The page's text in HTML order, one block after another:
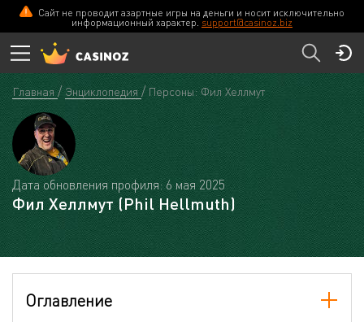
Сайт не проводит азартные игры на деньги и носит исключительно
информационный характер. support@casinoz.biz
Главная Энциклопедия Персоны: Фил Хеллмут
Дата обновления профиля: 6 мая 2025
Фил Хеллмут (Phil Hellmuth)
Оглавление